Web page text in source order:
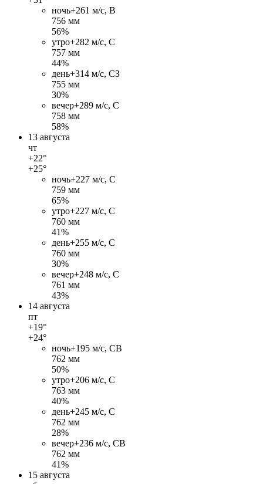
ночь+261 м/c, В
756 мм
56%
утро+282 м/c, С
757 мм
44%
день+314 м/c, СЗ
755 мм
30%
вечер+289 м/c, С
758 мм
58%
13 августа
чт
+22°
+25°
ночь+227 м/c, С
759 мм
65%
утро+227 м/c, С
760 мм
41%
день+255 м/c, С
760 мм
30%
вечер+248 м/c, С
761 мм
43%
14 августа
пт
+19°
+24°
ночь+195 м/c, СВ
762 мм
50%
утро+206 м/c, С
763 мм
40%
день+245 м/c, С
762 мм
28%
вечер+236 м/c, СВ
762 мм
41%
15 августа